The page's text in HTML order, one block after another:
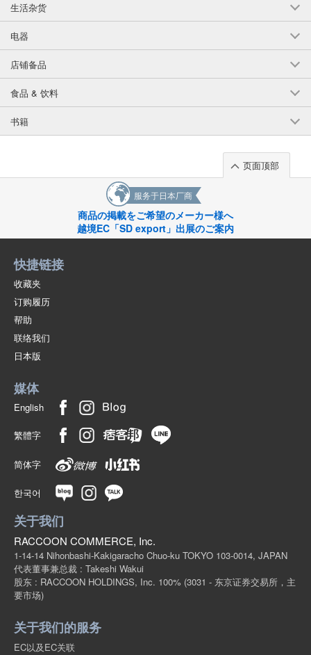
生活杂货
电器
店铺备品
食品 & 饮料
书籍
页面顶部
服务于日本厂商
商品の掲載をご希望のメーカー様へ
越境EC「SD export」出展のご案内
快捷链接
收藏夹
订购履历
帮助
联络我们
日本版
媒体
English
繁體字
简体字
한국어
关于我们
RACCOON COMMERCE, Inc.
1-14-14 Nihonbashi-Kakigaracho Chuo-ku TOKYO 103-0014, JAPAN
代表董事兼总裁 : Takeshi Wakui
股东 : RACCOON HOLDINGS, Inc. 100% (3031 - 东京证券交易所，主
要市场)
关于我们的服务
EC以及EC关联